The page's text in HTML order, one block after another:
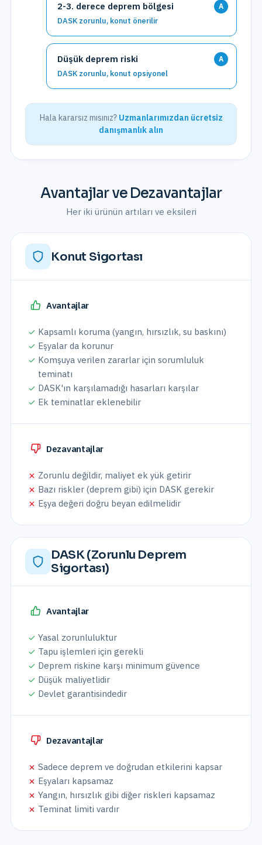
A
2-3. derece deprem bölgesi
DASK zorunlu, konut önerilir
A
Düşük deprem riski
DASK zorunlu, konut opsiyonel
Hala kararsız mısınız? Uzmanlarımızdan ücretsiz
danışmanlık alın
Avantajlar ve Dezavantajlar
Her iki ürünün artıları ve eksileri
Konut Sigortası
Avantajlar
Kapsamlı koruma (yangın, hırsızlık, su baskını)
Eşyalar da korunur
Komşuya verilen zararlar için sorumluluk
teminatı
DASK'ın karşılamadığı hasarları karşılar
Ek teminatlar eklenebilir
Dezavantajlar
Zorunlu değildir, maliyet ek yük getirir
Bazı riskler (deprem gibi) için DASK gerekir
Eşya değeri doğru beyan edilmelidir
DASK (Zorunlu Deprem
Sigortası)
Avantajlar
Yasal zorunluluktur
Tapu işlemleri için gerekli
Deprem riskine karşı minimum güvence
Düşük maliyetlidir
Devlet garantisindedir
Dezavantajlar
Sadece deprem ve doğrudan etkilerini kapsar
Eşyaları kapsamaz
Yangın, hırsızlık gibi diğer riskleri kapsamaz
Teminat limiti vardır